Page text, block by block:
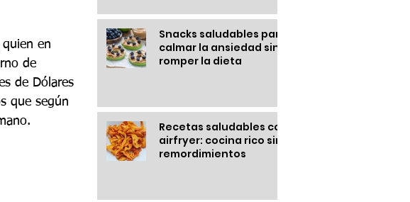
en
de
de Dólares
que según
Snacks saludables para
calmar la ansiedad sin
romper la dieta
Recetas saludables con
airfryer: cocina rico sin
remordimientos